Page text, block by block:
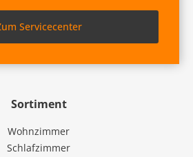
Sortiment
Wohnzimmer
Schlafzimmer
Servicecenter